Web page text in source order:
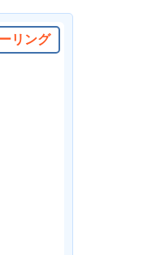
リング